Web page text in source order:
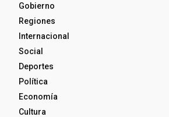
Gobierno
Regiones
Internacional
Social
Deportes
Política
Economía
Cultura